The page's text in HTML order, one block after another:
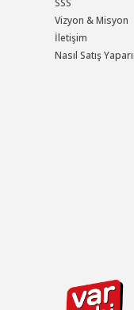
SSS
Vizyon & Misyon
İletişim
Nasıl Satış